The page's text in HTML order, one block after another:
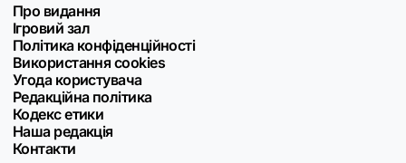
Про видання
Ігровий зал
Політика конфіденційності
Використання cookies
Угода користувача
Редакційна політика
Кодекс етики
Наша редакція
Контакти